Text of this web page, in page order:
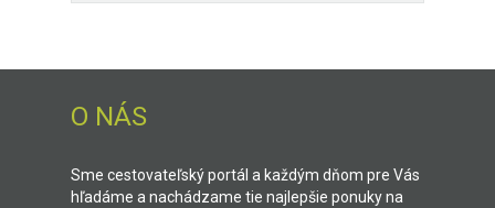
O NÁS
Sme cestovateľský portál a každým dňom pre Vás
hľadáme a nachádzame tie najlepšie ponuky na